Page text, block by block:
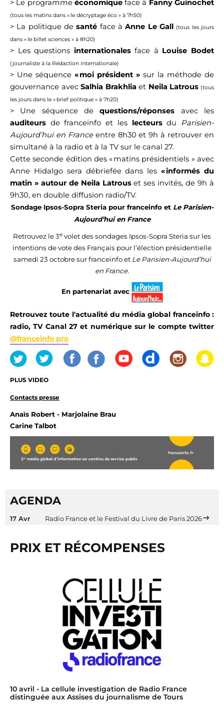
> Le programme économiqueface à Fanny Guinochet
(tous les matins dans « le décryptage éco » à 7h50)
> La politique de santé face àAnne Le Gall (tous les jours
dans « le billet sciences » à 8h20)
> Les questions internationalesface à Louise Bodet
(journaliste à la Rédaction internationale)
> Une séquence « moi président » sur la méthode de
gouvernance avecSalhia Brakhlia et Neila Latrous (tous
les jours dans le « brief politique » à 7h20)
> Une séquence dequestions/réponses avec les
auditeurs de franceinfo et les lecteursdu Parisien-
Aujourd’hui en Franceentre 8h30 et 9h à retrouver en
simultané à la radio et à la TV sur le canal 27.
Cette seconde édition des « matins présidentiels » avec
Anne Hidalgo sera débriefée dans les« informés du
matin » autour de Neila Latrouset ses invités, de 9h à
9h30, en double diffusion radio/TV.
Sondage Ipsos-Sopra Steria pour franceinfo et Le Parisien-
Aujourd’hui en France
Retrouvez le 3e volet des sondages Ipsos-Sopra Steria sur les
intentions de vote des Français pour l’élection présidentielle
samedi 23 octobre sur franceinfo et Le Parisien-Aujourd’hui
en France.
En partenariat avec
Retrouvez toute l'actualité du média global franceinfo:
radio, TV Canal 27 et numérique sur le compte twitter
@franceinfo pro
PLUS VIDEO
Contacts presse
Anaïs Robert - Marjolaine Brau
Carine Talbot
AGENDA
17 Avr Radio France et le Festival du Livre de Paris 2026
PRIX ET RÉCOMPENSES
10 avril - La cellule investigation de Radio France
distinguée aux Assises du journalisme de Tours